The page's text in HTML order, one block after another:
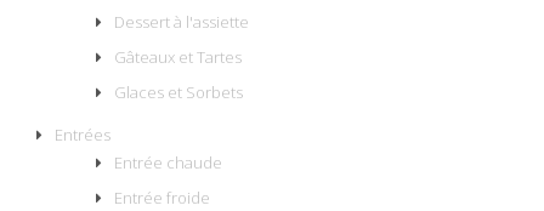
Dessert à l'assiette
Gâteaux et Tartes
Glaces et Sorbets
Entrées
Entrée chaude
Entrée froide